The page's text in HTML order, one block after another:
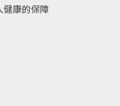
健康的保障